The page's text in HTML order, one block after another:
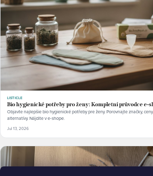
LISTICLE
Bio hygienické potřeby pro ženy: Kompletní průvodce e-
Objavte najlepšie bio hygienické potřeby pre ženy. Porovnajte značky,
alternatívy. Nájdite v e-shope.
Jul 13, 2026